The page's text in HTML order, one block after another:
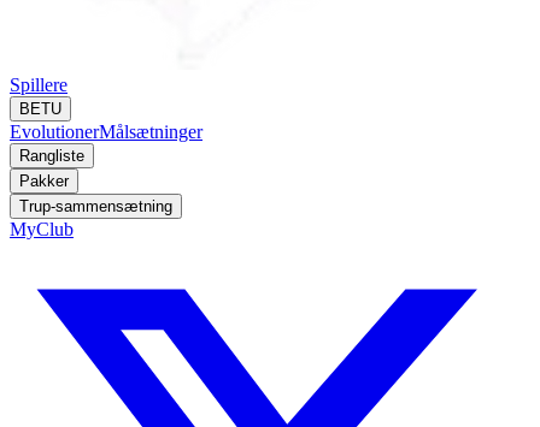
Spillere
BETU
EvolutionerMålsætninger
Rangliste
Pakker
Trup-sammensætning
MyClub